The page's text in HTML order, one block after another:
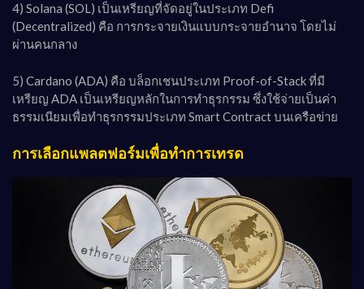
4) Solana (SOL) เป็นเหรียญที่จัดอยู่ในประเภท Defi
(Decentralized) คือ การกระจายเงินแบบกระจายอำนาจ โดยไม่
ผ่านคนกลาง
5) Cardano (ADA) คือ บล็อกเชนประเภท Proof-of-Stack ที่มี
เหรียญ ADA เป็นเหรียญหลักในการทำธุรกรรม ซึ่งใช้จ่ายเป็นค่า
ธรรมเนียมเพื่อทำธุรกรรมประเภท Smart Contract บนเครือข่าย
การเลือกแพลตฟอร์มเพื่อทำการเทรด